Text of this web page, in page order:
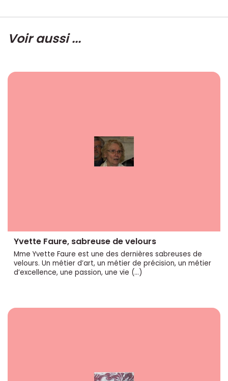
Voir aussi ...
Yvette Faure, sabreuse de velours
Mme Yvette Faure est une des dernières sabreuses de
velours. Un métier d’art, un métier de précision, un métier
d’excellence, une passion, une vie (…)